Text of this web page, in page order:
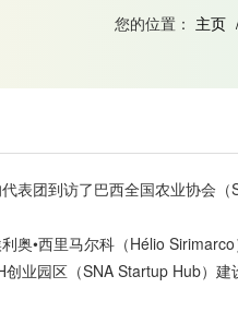
您的位置： 主页
表团到访了巴西全国农业协会
奥•西里马尔科（Hélio
创业园区（SNA Startup Hub）